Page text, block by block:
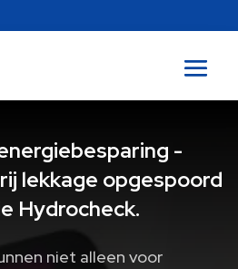
-
lekkage opgespoord
Hydrocheck.
niet alleen voor